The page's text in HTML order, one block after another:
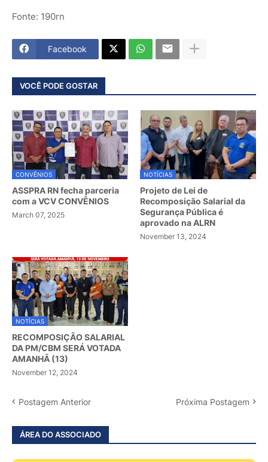
Fonte: 190rn
Facebook
VOCÊ PODE GOSTAR
CONVÊNIOS
ASSPRA RN fecha parceria
com a VCV CONVÊNIOS
March 07, 2025
NOTÍCIAS
Projeto de Lei de
Recomposição Salarial da
Segurança Pública é
aprovado na ALRN
November 13, 2024
NOTÍCIAS
RECOMPOSIÇÃO SALARIAL
DA PM/CBM SERÁ VOTADA
AMANHÃ (13)
November 12, 2024
Postagem Anterior Próxima Postagem
ÁREA DO ASSOCIADO